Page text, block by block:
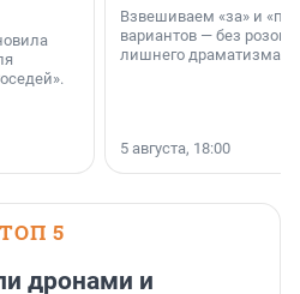
Взвешиваем «за» и
вариантов — без
лишнего драматизма.
5 августа, 18:00
ТОП 5
дронами и